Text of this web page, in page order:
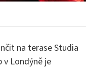
na terase Studia
v Londýně je